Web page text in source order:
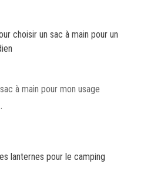
choisir un sac à main pour un
à main pour mon usage
lanternes pour le camping